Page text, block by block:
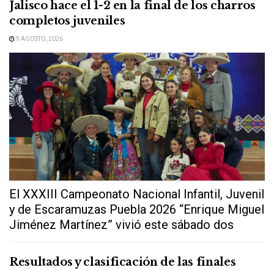
Jalisco hace el 1-2 en la final de los charros
completos juveniles
9 AGOSTO, 2026
El XXXIII Campeonato Nacional Infantil, Juvenil
y de Escaramuzas Puebla 2026 “Enrique Miguel
Jiménez Martínez” vivió este sábado dos
Resultados y clasificación de las finales